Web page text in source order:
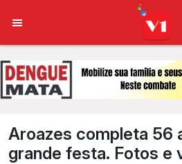
Aroazes completa 56
grande festa. Fotos e